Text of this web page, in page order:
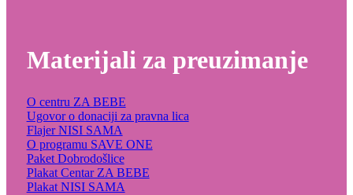
Materijali za preuzimanje
O centru ZA BEBE
Ugovor o donaciji za pravna lica
Flajer NISI SAMA
O programu SAVE ONE
Paket Dobrodošlice
Plakat Centar ZA BEBE
Plakat NISI SAMA